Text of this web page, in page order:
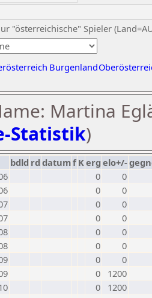
"österreichische" Spieler
Burgenland
Martina
Statistik)
bdld rd datumf Kerg elo+/-
0
0
0
0
0
0
0
0
0
0
0
0
0
0
0
1200
0
1200